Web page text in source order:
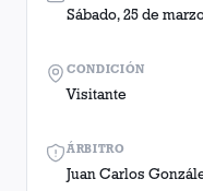
Sábado, 25 de
ÁRBITRO
Juan Carlos
CONDICIÓN
Visitante